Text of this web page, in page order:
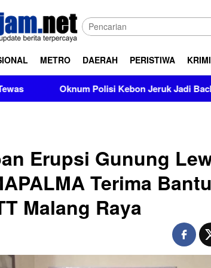
METRO DAERAH PERISTIWA
Polisi Kebon Jeruk Jadi Backing Mafia
Erupsi Gunung
Terima
Malang Raya